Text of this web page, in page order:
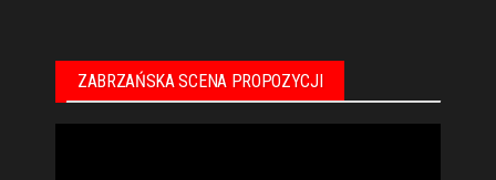
ZABRZAŃSKA SCENA PROPOZYCJI